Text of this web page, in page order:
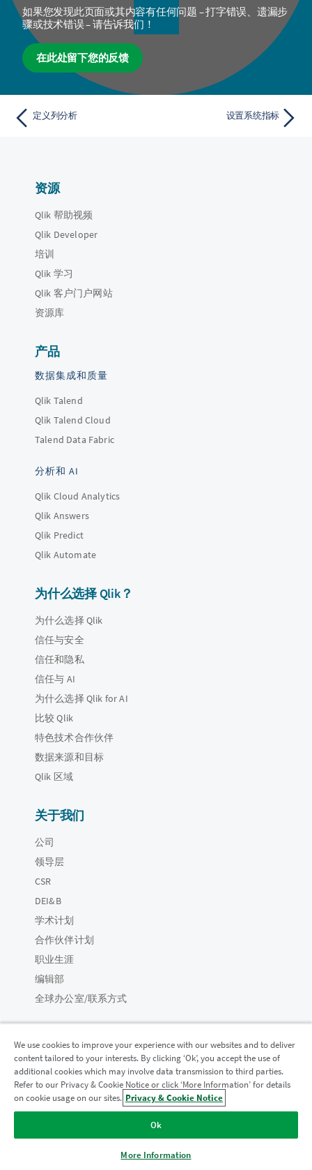
如果您发现此页面或其内容有任何问题 – 打字错误、遗漏步
骤或技术错误 – 请告诉我们！
在此处留下您的反馈
定义列分析 设置系统指标
资源
Qlik 帮助视频
Qlik Developer
培训
Qlik 学习
Qlik 客户门户网站
资源库
产品
数据集成和质量
Qlik Talend
Qlik Talend Cloud
Talend Data Fabric
分析和 AI
Qlik Cloud Analytics
Qlik Answers
Qlik Predict
Qlik Automate
为什么选择 Qlik？
为什么选择 Qlik
信任与安全
信任和隐私
信任与 AI
为什么选择 Qlik for AI
比较 Qlik
特色技术合作伙伴
数据来源和目标
Qlik 区域
关于我们
公司
领导层
CSR
DEI&B
学术计划
合作伙伴计划
职业生涯
编辑部
全球办公室/联系方式
Qlik 社区
法律协议 产品条款 Legal Policies
法律条规
Do Not Share My Info
We use cookies to improve your experience with our websites and to deliver
content tailored to your interests. By clicking ‘Ok’, you accept the use of
additional cookies which may involve data transmission to third parties.
Refer to our Privacy & Cookie Notice or click ‘More Information’ for details
on cookie usage on our sites. Privacy & Cookie Notice
Ok
More Information